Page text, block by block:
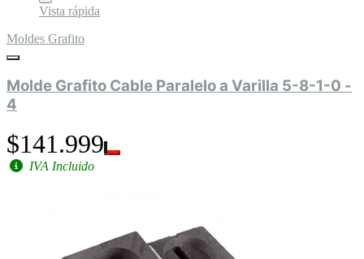
Vista rápida
Moldes Grafito
Molde Grafito Cable Paralelo a Varilla 5-8-1-0 -
4
$141.999
IVA Incluido